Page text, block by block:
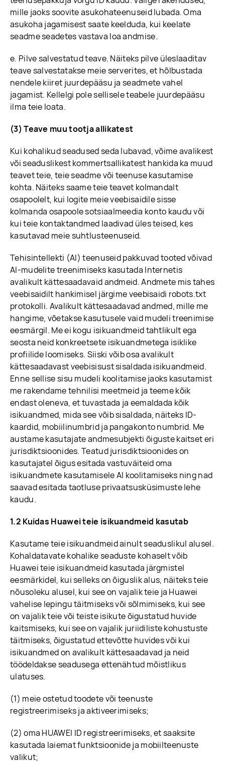
mille jaoks soovite asukohateenuseid lubada. Oma
asukoha jagamisest saate keelduda, kui keelate
seadme seadetes vastava loa andmise.
e. Pilve salvestatud teave. Näiteks pilve üleslaaditav
teave salvestatakse meie serverites, et hõlbustada
nendele kiiret juurdepääsu ja seadmete vahel
jagamist. Kellelgi pole sellisele teabele juurdepääsu
ilma teie loata.
(3) Teave muu tootja allikatest
Kui kohalikud seadused seda lubavad, võime avalikest
või seaduslikest kommertsallikatest hankida ka muud
teavet teie, teie seadme või teenuse kasutamise
kohta. Näiteks saame teie teavet kolmandalt
osapoolelt, kui logite meie veebisaidile sisse
kolmanda osapoole sotsiaalmeedia konto kaudu või
kui teie kontaktandmed laadivad üles teised, kes
kasutavad meie suhtlusteenuseid.
Tehisintellekti (AI) teenuseid pakkuvad tooted võivad
AI-mudelite treenimiseks kasutada Internetis
avalikult kättesaadavaid andmeid. Andmete mis tahes
veebisaidilt hankimisel järgime veebisaidi robots.txt
protokolli. Avalikult kättesaadavad andmed, mille me
hangime, võetakse kasutusele vaid mudeli treenimise
eesmärgil. Me ei kogu isikuandmeid tahtlikult ega
seosta neid konkreetsete isikuandmetega isiklike
profiilide loomiseks. Siiski võib osa avalikult
kättesaadavast veebisisust sisaldada isikuandmeid.
Enne sellise sisu mudeli koolitamise jaoks kasutamist
me rakendame tehnilisi meetmeid ja teeme kõik
endast oleneva, et tuvastada ja eemaldada kõik
isikuandmed, mida see võib sisaldada, näiteks ID-
kaardid, mobiilinumbrid ja pangakonto numbrid. Me
austame kasutajate andmesubjekti õiguste kaitset eri
jurisdiktsioonides. Teatud jurisdiktsioonides on
kasutajatel õigus esitada vastuväiteid oma
isikuandmete kasutamisele AI koolitamiseks ning nad
saavad esitada taotluse privaatsusküsimuste lehe
kaudu.
1.2 Kuidas Huawei teie isikuandmeid kasutab
Kasutame teie isikuandmeid ainult seaduslikul alusel.
Kohaldatavate kohalike seaduste kohaselt võib
Huawei teie isikuandmeid kasutada järgmistel
eesmärkidel, kui selleks on õiguslik alus, näiteks teie
nõusoleku alusel, kui see on vajalik teie ja Huawei
vahelise lepingu täitmiseks või sõlmimiseks, kui see
on vajalik teie või teiste isikute õigustatud huvide
kaitsmiseks, kui see on vajalik juriidiliste kohustuste
täitmiseks, õigustatud ettevõtte huvides või kui
isikuandmed on avalikult kättesaadavad ja neid
töödeldakse seadusega ettenähtud mõistlikus
ulatuses.
(1) meie ostetud toodete või teenuste
registreerimiseks ja aktiveerimiseks;
(2) oma HUAWEI ID registreerimiseks, et saaksite
kasutada laiemat funktsioonide ja mobiilteenuste
valikut;